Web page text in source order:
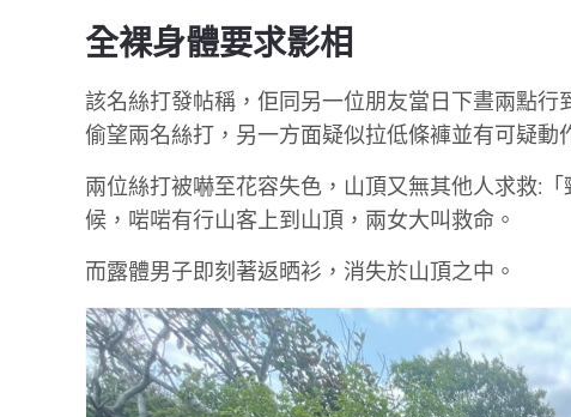
全裸身體要求影相
該名絲打發帖稱，佢同另一位朋友當日下晝兩點
偷望兩名絲打，另一方面疑似拉低條褲並有可疑
兩位絲打被嚇至花容失色，山頂又無其他人求救:
候，啱啱有行山客上到山頂，兩女大叫救命。
而露體男子即刻著返晒衫，消失於山頂之中。